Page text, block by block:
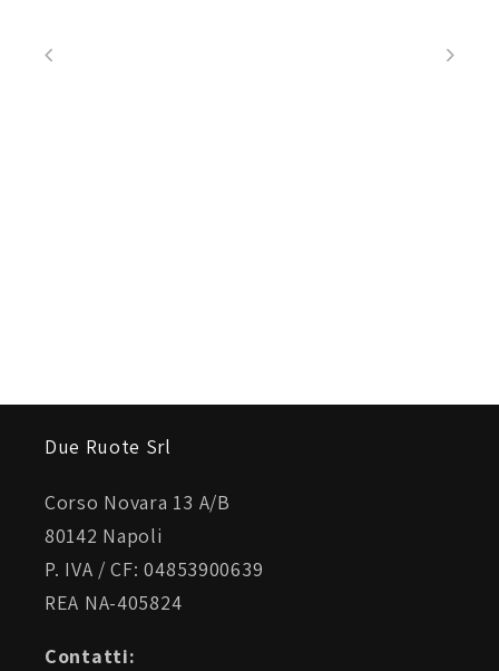
Due Ruote Srl
Corso Novara 13 A/B
80142 Napoli
P. IVA / CF: 04853900639
REA NA-405824
Contatti: